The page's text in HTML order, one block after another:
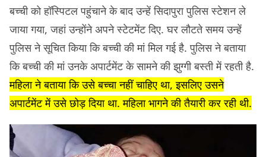
बच्ची को हॉस्पिटल पहुंचाने के बाद उन्हें सिदापुरा पुलिस स्टेशन ले
जाया गया, जहां उन्होंने अपने स्टेटमेंट दिए. घर लौटते समय उन्हें
पुलिस ने सूचित किया कि बच्ची की मां मिल गई है. पुलिस ने बताया
कि बच्ची की मां उनके अपार्टमेंट के सामने की झुग्गी बस्ती में रहती है.
महिला ने बताया कि उसे बच्चा नहीं चाहिए था, इसलिए उसने
अपार्टमेंट में उसे छोड़ दिया था. महिला भागने की तैयारी कर रही थी.